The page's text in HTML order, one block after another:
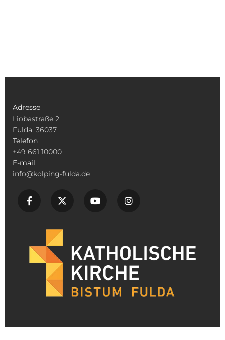
Adresse
Liobastraße 2
Fulda, 36037
Telefon
+49 661 10000
E-mail
info@kolping-fulda.de